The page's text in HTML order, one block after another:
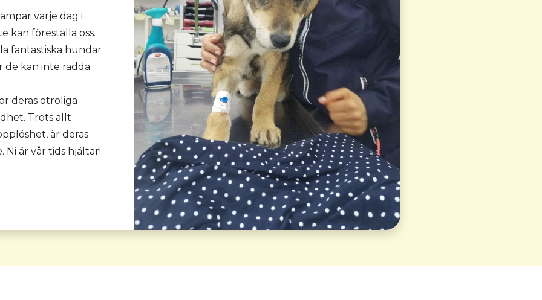
varje dag i
kan föreställa oss.
fantastiska hundar
de kan inte rädda
deras otroliga
Trots allt
är deras
Ni är vår tids hjältar!